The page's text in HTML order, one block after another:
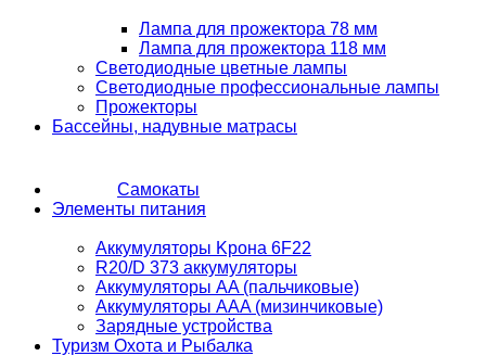
Лампа для прожектора 78 мм
Лампа для прожектора 118 мм
Светодиодные цветные лампы
Светодиодные профессиональные лампы
Прожекторы
Бассейны, надувные матрасы
Самокаты
Элементы питания
Аккумуляторы Kрона 6F22
R20/D 373 аккумуляторы
Аккумуляторы AA (пальчиковые)
Аккумуляторы AAA (мизинчиковые)
Зарядные устройства
Туризм Охота и Рыбалка